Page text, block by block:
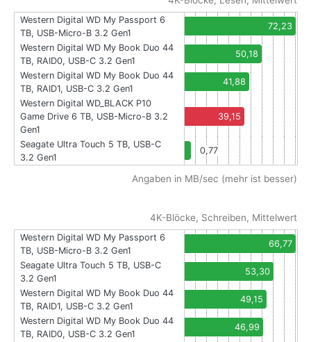
Western Digital WD My Passport 6
TB, USB-Micro-B 3.2 Gen1
72,23
Western Digital WD My Book Duo 44
TB, RAID0, USB-C 3.2 Gen1
50,18
Western Digital WD My Book Duo 44
TB, RAID1, USB-C 3.2 Gen1
41,88
Western Digital WD_BLACK P10
Game Drive 6 TB, USB-Micro-B 3.2
Gen1
39,15
Seagate Ultra Touch 5 TB, USB-C
3.2 Gen1
0,77
Angaben in MB/sec (mehr ist besser)
4K-Blöcke, Schreiben, Mittelwert
Western Digital WD My Passport 6
TB, USB-Micro-B 3.2 Gen1
66,77
Seagate Ultra Touch 5 TB, USB-C
3.2 Gen1
53,30
Western Digital WD My Book Duo 44
TB, RAID1, USB-C 3.2 Gen1
49,15
Western Digital WD My Book Duo 44
TB, RAID0, USB-C 3.2 Gen1
46,99